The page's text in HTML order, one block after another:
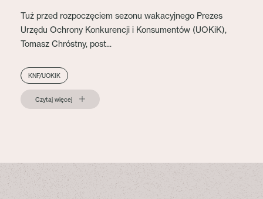
Tuż przed rozpoczęciem sezonu wakacyjnego Prezes
Urzędu Ochrony Konkurencji i Konsumentów (UOKiK),
Tomasz Chróstny, post...
KNF/UOKIK
Czytaj więcej